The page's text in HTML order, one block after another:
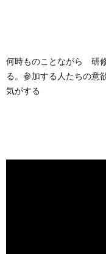
何時ものことながら 研
る。参加する人たちの意
気がする